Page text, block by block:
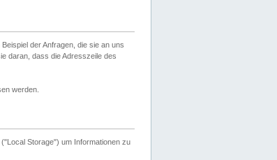
der Anfragen, die sie an uns
daran, dass die Adresszeile des
werden.
Storage") um Informationen zu